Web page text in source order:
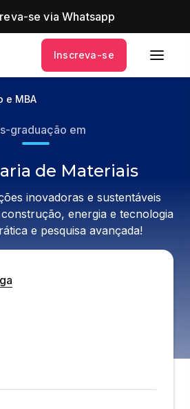
se via Whatsapp
Inscreva-se
e MBA
graduação em
de Materiais
inovadoras e sustentáveis
energia e tecnologia
e pesquisa avançada!